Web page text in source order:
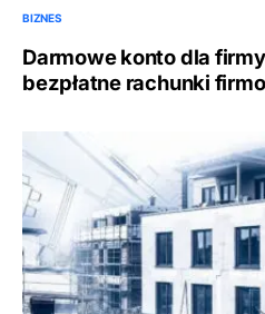
BIZNES
Darmowe konto dla
bezpłatne rachunki